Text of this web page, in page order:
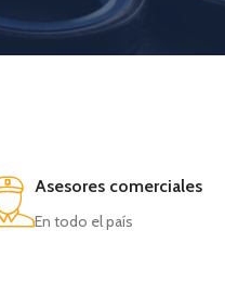
Asesores comerciales
En todo el país